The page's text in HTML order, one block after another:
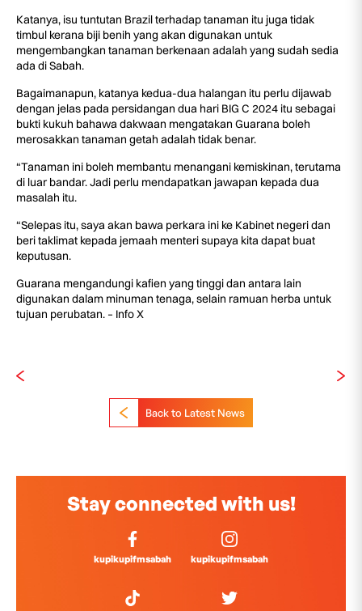
Katanya, isu tuntutan Brazil terhadap tanaman itu juga tidak
timbul kerana biji benih yang akan digunakan untuk
mengembangkan tanaman berkenaan adalah yang sudah sedia
ada di Sabah.
Bagaimanapun, katanya kedua-dua halangan itu perlu dijawab
dengan jelas pada persidangan dua hari BIG C 2024 itu sebagai
bukti kukuh bahawa dakwaan mengatakan Guarana boleh
merosakkan tanaman getah adalah tidak benar.
“Tanaman ini boleh membantu menangani kemiskinan, terutama
di luar bandar. Jadi perlu mendapatkan jawapan kepada dua
masalah itu.
“Selepas itu, saya akan bawa perkara ini ke Kabinet negeri dan
beri taklimat kepada jemaah menteri supaya kita dapat buat
keputusan.
Guarana mengandungi kafien yang tinggi dan antara lain
digunakan dalam minuman tenaga, selain ramuan herba untuk
tujuan perubatan. – Info X
Back to Latest News
Stay connected with us!
kupikupifmsabah kupikupifmsabah